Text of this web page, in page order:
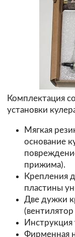
Комплектация
установки
Мягкая
основание
прижима).
Крепления
пластины
Две дужки
Инструкция
Фирменная